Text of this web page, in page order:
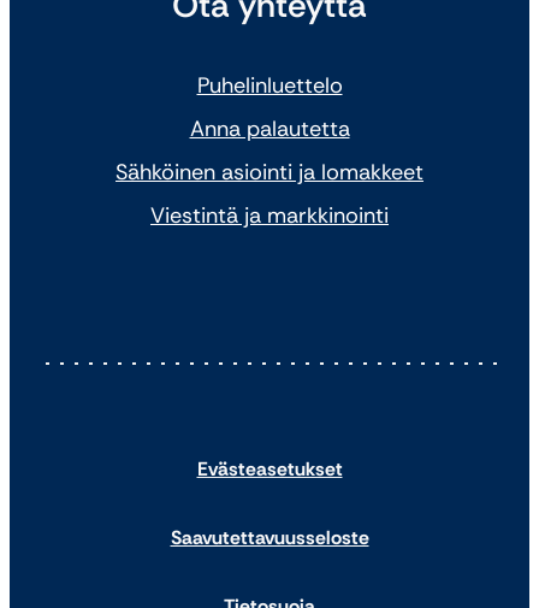
Puhelinluettelo
Anna palautetta
Sähköinen asiointi ja lomakkeet
Viestintä ja markkinointi
Evästeasetukset
Saavutettavuusseloste